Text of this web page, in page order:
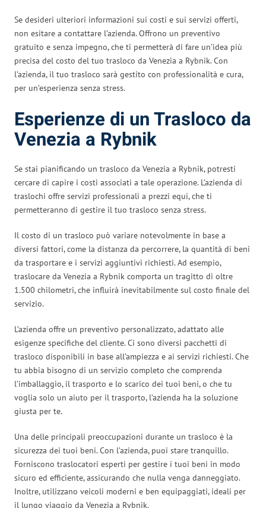
Se desideri ulteriori informazioni sui costi e sui servizi offerti,
non esitare a contattare l’azienda. Offrono un preventivo
gratuito e senza impegno, che ti permetterà di fare un’idea più
precisa del costo del tuo trasloco da Venezia a Rybnik. Con
l’azienda, il tuo trasloco sarà gestito con professionalità e cura,
per un’esperienza senza stress.
Esperienze di un Trasloco da
Venezia a Rybnik
Se stai pianificando un trasloco da Venezia a Rybnik, potresti
cercare di capire i costi associati a tale operazione. L’azienda di
traslochi offre servizi professionali a prezzi equi, che ti
permetteranno di gestire il tuo trasloco senza stress.
Il costo di un trasloco può variare notevolmente in base a
diversi fattori, come la distanza da percorrere, la quantità di beni
da trasportare e i servizi aggiuntivi richiesti. Ad esempio,
traslocare da Venezia a Rybnik comporta un tragitto di oltre
1.500 chilometri, che influirà inevitabilmente sul costo finale del
servizio.
L’azienda offre un preventivo personalizzato, adattato alle
esigenze specifiche del cliente. Ci sono diversi pacchetti di
trasloco disponibili in base all’ampiezza e ai servizi richiesti. Che
tu abbia bisogno di un servizio completo che comprenda
l’imballaggio, il trasporto e lo scarico dei tuoi beni, o che tu
voglia solo un aiuto per il trasporto, l’azienda ha la soluzione
giusta per te.
Una delle principali preoccupazioni durante un trasloco è la
sicurezza dei tuoi beni. Con l’azienda, puoi stare tranquillo.
Forniscono traslocatori esperti per gestire i tuoi beni in modo
sicuro ed efficiente, assicurando che nulla venga danneggiato.
Inoltre, utilizzano veicoli moderni e ben equipaggiati, ideali per
il lungo viaggio da Venezia a Rybnik.